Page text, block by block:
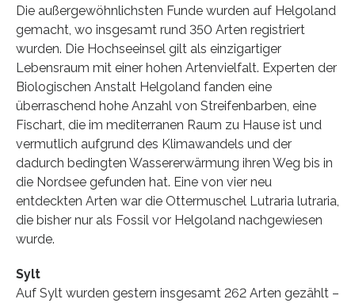
Die außergewöhnlichsten Funde wurden auf Helgoland
gemacht, wo insgesamt rund 350 Arten registriert
wurden. Die Hochseeinsel gilt als einzigartiger
Lebensraum mit einer hohen Artenvielfalt. Experten der
Biologischen Anstalt Helgoland fanden eine
überraschend hohe Anzahl von Streifenbarben, eine
Fischart, die im mediterranen Raum zu Hause ist und
vermutlich aufgrund des Klimawandels und der
dadurch bedingten Wassererwärmung ihren Weg bis in
die Nordsee gefunden hat. Eine von vier neu
entdeckten Arten war die Ottermuschel Lutraria lutraria,
die bisher nur als Fossil vor Helgoland nachgewiesen
wurde.
Sylt
Auf Sylt wurden gestern insgesamt 262 Arten gezählt –